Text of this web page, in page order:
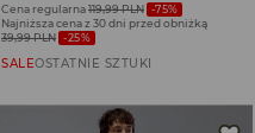
Cena regularna119,99 PLN -75%
Najniższa cena z 30 dni przed obniżką
39,99 PLN -25%
SALEOSTATNIE SZTUKI